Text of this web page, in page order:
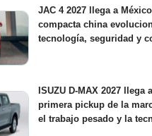
JAC 4 2027 llega a
compacta china
tecnología, seguridad y
ISUZU D-MAX 2027 llega
primera pickup de la
el trabajo pesado y la